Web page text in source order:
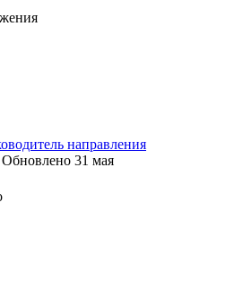
направления
Обновлено 31 мая